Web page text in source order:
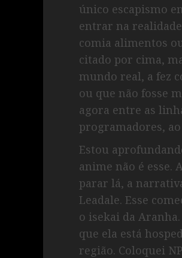
único escapismo
entrar na
comia alimentos
citado por cima,
mundo real, a fez
ou que não fosse
agora entre as
programadores,
Estou
anime não é esse.
parar lá, a
Leadale. Esse
o isekai da
que ela está
região. Coloquei